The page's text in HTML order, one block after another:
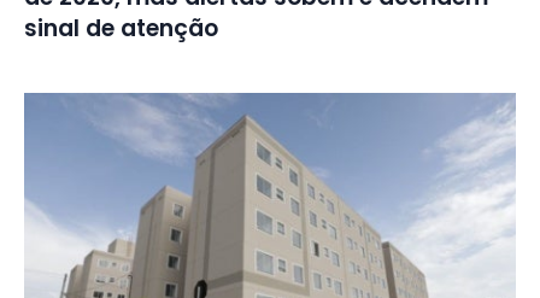
sinal de atenção